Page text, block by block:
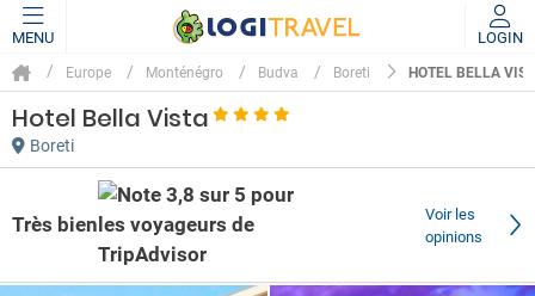
MENU LOGIN
Europe Monténégro Budva Boreti HOTEL BELLA
Hotel Bella Vista
Boreti
Très bien
Voir les
opinions